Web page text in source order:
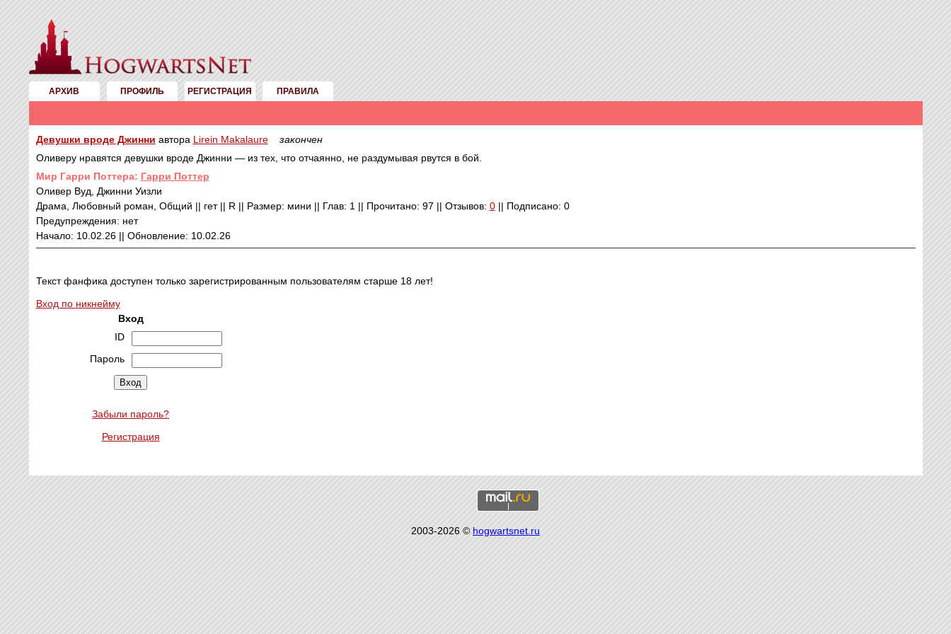
АРХИВ ПРОФИЛЬ РЕГИСТРАЦИЯ ПРАВИЛА
Девушки вроде Джинни автора Lirein Makalaure
закончен
Оливеру нравятся девушки вроде Джинни — из тех, что отчаянно, не раздумывая рвутся в бой.
Mир Гарри Поттера: Гарри Поттер
Оливер Вуд, Джинни Уизли
Драма, Любовный роман, Общий || гет || R || Размер: мини || Глав: 1 || Прочитано: 97 || Отзывов: 0|| Подписано: 0
Предупреждения: нет
Начало: 10.02.26 || Обновление: 10.02.26
Текст фанфика доступен только зарегистрированным пользователям старше 18 лет!
Вход по никнейму
Вход
ID
Пароль
Забыли пароль?
Регистрация
2003-2026 ©hogwartsnet.ru